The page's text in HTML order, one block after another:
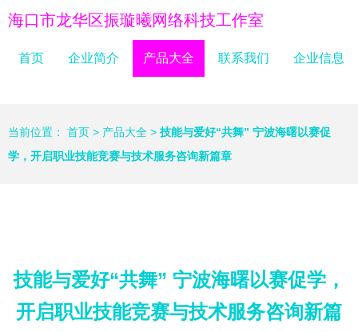
海口市龙华区振璇曦网络科技工作室
首页 企业简介 产品大全 联系我们 企业信息
当前位置： 首页 > 产品大全 > 技能与爱好“共舞” 宁波海曙以赛促
学，开启职业技能竞赛与技术服务咨询新篇章
技能与爱好“共舞” 宁波海曙以赛促学，
开启职业技能竞赛与技术服务咨询新篇